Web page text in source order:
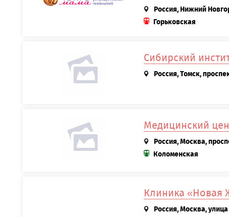
Россия, Нижний
Горьковская
Сибирский
Россия, Томск,
Медицинский
Россия, Москва,
Коломенская
Клиника «Новая
Россия, Москва,